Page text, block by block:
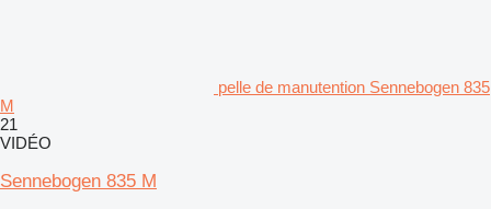
pelle de manutention Sennebogen 835
M
21
VIDÉO
Sennebogen 835 M